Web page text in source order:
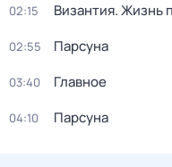
02:15 Византия. Жизнь
02:55 Парcyна
03:40 Главное
04:10 Парсуна